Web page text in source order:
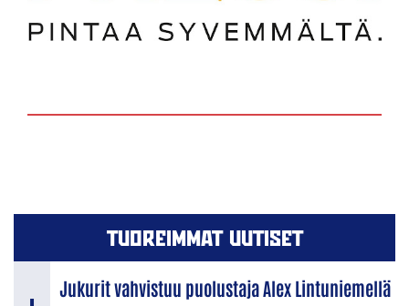
TUOREIMMAT UUTISET
Jukurit vahvistuu puolustaja Alex Lintuniemellä